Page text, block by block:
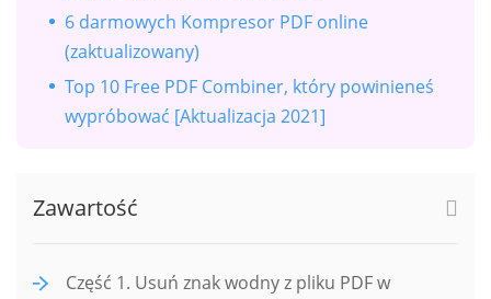
6 darmowych Kompresor PDF online
(zaktualizowany)
Top 10 Free PDF Combiner, który powinieneś
wypróbować [Aktualizacja 2021]
Zawartość
Część 1. Usuń znak wodny z pliku PDF w